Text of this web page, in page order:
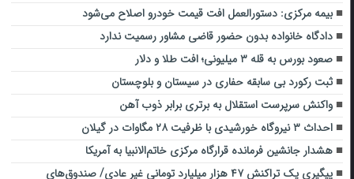
بیمه مرکزی: دستورالعمل افت قیمت خودرو اصلاح می‌شود
دادگاه خانواده بدون حضور قاضی مشاور رسمیت ندارد
صعود بورس به قله ۳ میلیونی؛ افت طلا و دلار
ثبت رکورد بی سابقه حفاری در سیستان و بلوچستان
واکنش سرپرست استقلال به برتری برابر ذوب آهن
احداث ۳ نیروگاه خورشیدی با ظرفیت ۲۸ مگاوات در گیلان
هشدار جانشین فرمانده قرارگاه مرکزی خاتم‌الانبیا به آمریکا
پیگیری یک تراکنش ۴۷ هزار میلیارد تومانی غیر عادی/ صندوق‌های